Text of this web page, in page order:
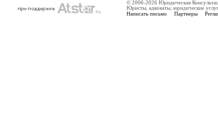
© 2006-2026 Юридическая
Юристы, адвокаты, юридические
Написать письмо Партнеры